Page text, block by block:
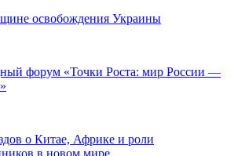
освобождения Украины
форум «Точки Роста: мир России —
о Китае, Африке и роли